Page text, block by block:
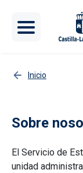
Inicio
Sobre
El Servicio de
unidad